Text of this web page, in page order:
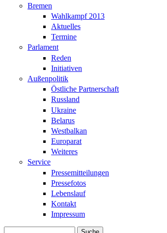
Bremen
Wahlkampf 2013
Aktuelles
Termine
Parlament
Reden
Initiativen
Außenpolitik
Östliche Partnerschaft
Russland
Ukraine
Belarus
Westbalkan
Europarat
Weiteres
Service
Pressemitteilungen
Pressefotos
Lebenslauf
Kontakt
Impressum